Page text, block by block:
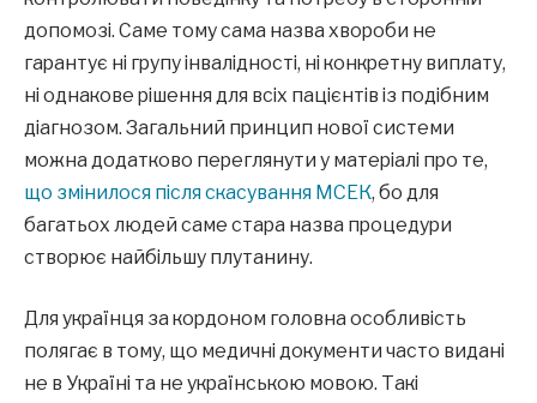
допомозі. Саме тому сама назва хвороби не
гарантує ні групу інвалідності, ні конкретну виплату,
ні однакове рішення для всіх пацієнтів із подібним
діагнозом. Загальний принцип нової системи
можна додатково переглянути у матеріалі про те,
що змінилося після скасування МСЕК, бо для
багатьох людей саме стара назва процедури
створює найбільшу плутанину.
Для українця за кордоном головна особливість
полягає в тому, що медичні документи часто видані
не в Україні та не українською мовою. Такі